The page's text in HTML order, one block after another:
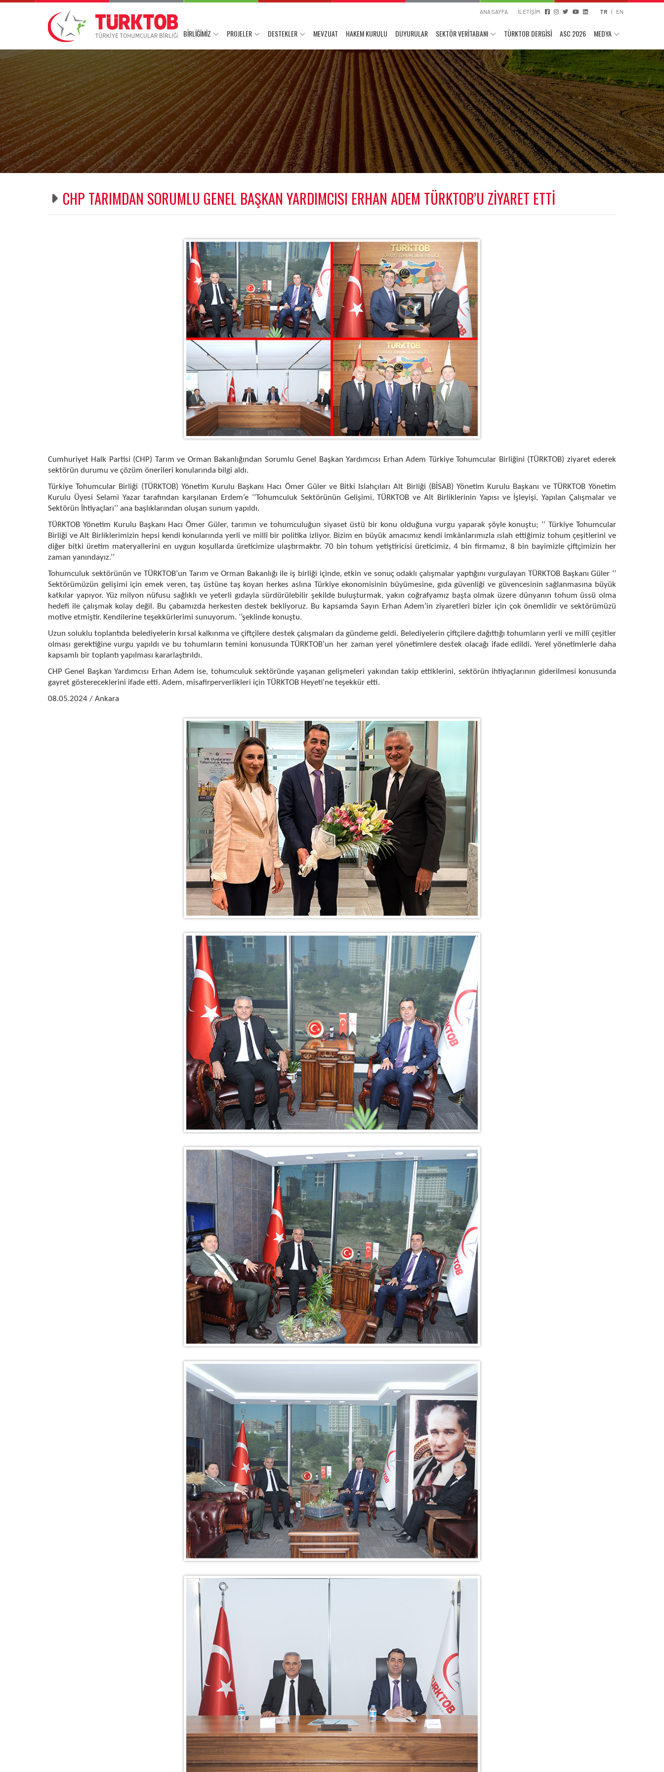
ANA SAYFA İLETİŞİM TR | EN
BİRLİĞİMİZ PROJELER DESTEKLER MEVZUAT HAKEM KURULU DUYURULAR SEKTÖR VERİTABANI TÜRKTOB DERGİSİ ASC 2026 MEDYA
CHP TARIMDAN SORUMLU GENEL BAŞKAN YARDIMCISI ERHAN ADEM TÜRKTOB’U ZİYARET ETTİ
Cumhuriyet Halk Partisi (CHP) Tarım ve Orman Bakanlığından Sorumlu Genel Başkan Yardımcısı Erhan Adem Türkiye Tohumcular Birliğini (TÜRKTOB) ziyaret ederek
sektörün durumu ve çözüm önerileri konularında bilgi aldı.
Türkiye Tohumcular Birliği (TÜRKTOB) Yönetim Kurulu Başkanı Hacı Ömer Güler ve Bitki Islahçıları Alt Birliği (BİSAB) Yönetim Kurulu Başkanı ve TÜRKTOB Yönetim
Kurulu Üyesi Selami Yazar tarafından karşılanan Erdem’e ‘’Tohumculuk Sektörünün Gelişimi, TÜRKTOB ve Alt Birliklerinin Yapısı ve İşleyişi, Yapılan Çalışmalar ve
Sektörün İhtiyaçları’’ ana başlıklarından oluşan sunum yapıldı.
TÜRKTOB Yönetim Kurulu Başkanı Hacı Ömer Güler, tarımın ve tohumculuğun siyaset üstü bir konu olduğuna vurgu yaparak şöyle konuştu; ‘’ Türkiye Tohumcular
Birliği ve Alt Birliklerimizin hepsi kendi konularında yerli ve millî bir politika izliyor. Bizim en büyük amacımız kendi imkânlarımızla ıslah ettiğimiz tohum çeşitlerini ve
diğer bitki üretim materyallerini en uygun koşullarda üreticimize ulaştırmaktır. 70 bin tohum yetiştiricisi üreticimiz, 4 bin firmamız, 8 bin bayimizle çiftçimizin her
zaman yanındayız.’’
Tohumculuk sektörünün ve TÜRKTOB’un Tarım ve Orman Bakanlığı ile iş birliği içinde, etkin ve sonuç odaklı çalışmalar yaptığını vurgulayan TÜRKTOB Başkanı Güler ‘’
Sektörümüzün gelişimi için emek veren, taş üstüne taş koyan herkes aslına Türkiye ekonomisinin büyümesine, gıda güvenliği ve güvencesinin sağlanmasına büyük
katkılar yapıyor. Yüz milyon nüfusu sağlıklı ve yeterli gıdayla sürdürülebilir şekilde buluşturmak, yakın coğrafyamız başta olmak üzere dünyanın tohum üssü olma
hedefi ile çalışmak kolay değil. Bu çabamızda herkesten destek bekliyoruz. Bu kapsamda Sayın Erhan Adem’in ziyaretleri bizler için çok önemlidir ve sektörümüzü
motive etmiştir. Kendilerine teşekkürlerimi sunuyorum. ’’şeklinde konuştu.
Uzun soluklu toplantıda belediyelerin kırsal kalkınma ve çiftçilere destek çalışmaları da gündeme geldi. Belediyelerin çiftçilere dağıttığı tohumların yerli ve millî çeşitler
olması gerektiğine vurgu yapıldı ve bu tohumların temini konusunda TÜRKTOB’un her zaman yerel yönetimlere destek olacağı ifade edildi. Yerel yönetimlerle daha
kapsamlı bir toplantı yapılması kararlaştırıldı.
CHP Genel Başkan Yardımcısı Erhan Adem ise, tohumculuk sektöründe yaşanan gelişmeleri yakından takip ettiklerini, sektörün ihtiyaçlarının giderilmesi konusunda
gayret göstereceklerini ifade etti. Adem, misafirperverlikleri için TÜRKTOB Heyeti’ne teşekkür etti.
08.05.2024 / Ankara